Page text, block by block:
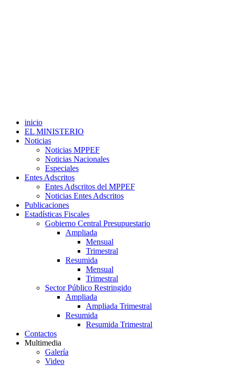
inicio
EL MINISTERIO
Noticias
Noticias MPPEF
Noticias Nacionales
Especiales
Entes Adscritos
Entes Adscritos del MPPEF
Noticias Entes Adscritos
Publicaciones
Estadísticas Fiscales
Gobierno Central Presupuestario
Ampliada
Mensual
Trimestral
Resumida
Mensual
Trimestral
Sector Público Restringido
Ampliada
Ampliada Trimestral
Resumida
Resumida Trimestral
Contactos
Multimedia
Galería
Video